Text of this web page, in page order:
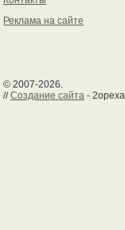
Реклама на сайте
© 2007-2026.
//Создание сайта - 2opexa